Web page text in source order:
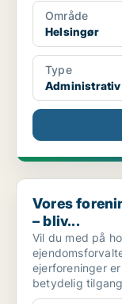
Område
Helsingør
Type
Vores
Vores
– bliv...
Vil du med på
ejerforeninger
betydelig